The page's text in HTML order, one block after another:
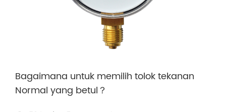
Bagaimana untuk memilih tolok tekanan
Normal yang betul？